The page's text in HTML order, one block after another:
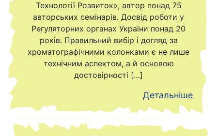
Технології Розвиток», автор понад 75
авторських семінарів. Досвід роботи у
Регуляторних органах України понад 20
років. Правильний вибір і догляд за
хроматографічними колонками є не лише
технічним аспектом, а й основою
достовірності […]
Детальніше